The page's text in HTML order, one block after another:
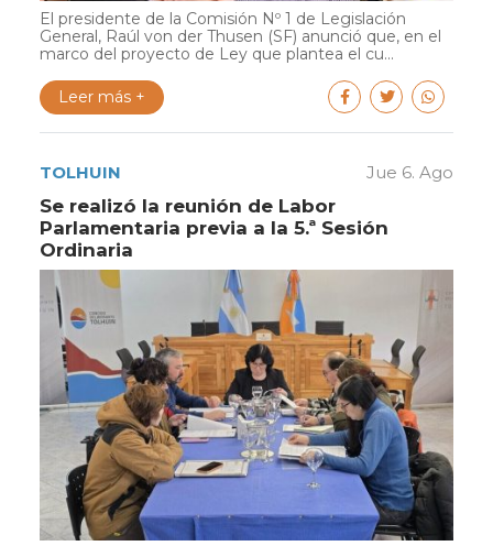
El presidente de la Comisión Nº 1 de Legislación
General, Raúl von der Thusen (SF) anunció que, en el
marco del proyecto de Ley que plantea el cu...
Leer más +
TOLHUIN Jue 6. Ago
Se realizó la reunión de Labor
Parlamentaria previa a la 5.ª Sesión
Ordinaria